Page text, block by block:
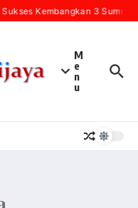
Kembangkan 3 Sumur
M
e
n
u